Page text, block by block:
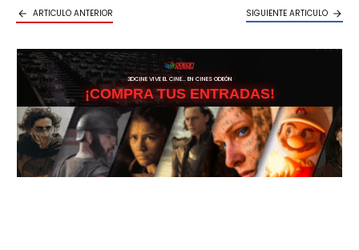
ARTICULO ANTERIOR SIGUIENTE ARTICULO
3DCINE VIVE EL CINE… EN CINES ODEÓN
¡COMPRA TUS ENTRADAS!